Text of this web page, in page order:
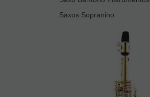
Saxos Sopranino